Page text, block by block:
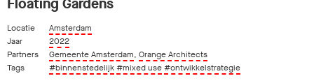
Locatie
Amsterdam
Jaar
2022
Partners
Gemeente Amsterdam, Orange Architects
Tags
#binnenstedelijk#mixed use#ontwikkelstrategie